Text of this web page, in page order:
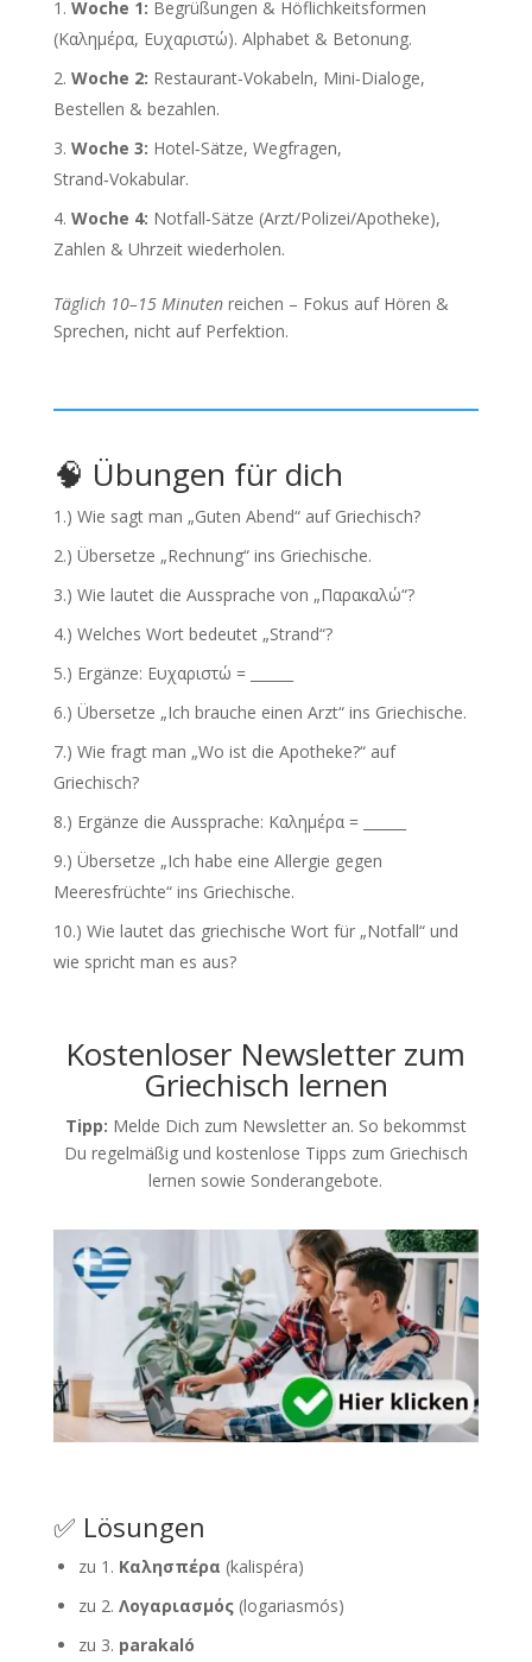
Woche 1: Begrüßungen & Höflichkeitsformen
(Καλημέρα, Ευχαριστώ). Alphabet & Betonung.
Woche 2: Restaurant‑Vokabeln, Mini‑Dialoge,
Bestellen & bezahlen.
Woche 3: Hotel‑Sätze, Wegfragen,
Strand‑Vokabular.
Woche 4: Notfall‑Sätze (Arzt/Polizei/Apotheke),
Zahlen & Uhrzeit wiederholen.
Täglich 10–15 Minutenreichen – Fokus auf Hören &
Sprechen, nicht auf Perfektion.
🧠 Übungen für dich
1.) Wie sagt man „Guten Abend“ auf Griechisch?
2.) Übersetze „Rechnung“ ins Griechische.
3.) Wie lautet die Aussprache von „Παρακαλώ“?
4.) Welches Wort bedeutet „Strand“?
5.) Ergänze: Ευχαριστώ = ______
6.) Übersetze „Ich brauche einen Arzt“ ins Griechische.
7.) Wie fragt man „Wo ist die Apotheke?“ auf
Griechisch?
8.) Ergänze die Aussprache: Καλημέρα = ______
9.) Übersetze „Ich habe eine Allergie gegen
Meeresfrüchte“ ins Griechische.
10.) Wie lautet das griechische Wort für „Notfall“ und
wie spricht man es aus?
Kostenloser Newsletter zum
Griechisch lernen
Tipp: Melde Dich zum Newsletter an. So bekommst
Du regelmäßig und kostenlose Tipps zum Griechisch
lernen sowie Sonderangebote.
✅ Lösungen
zu 1. Καλησπέρα (kalispéra)
zu 2. Λογαριασμός(logariasmós)
zu 3. parakaló